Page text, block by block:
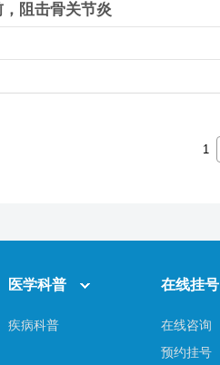
阻击骨关节炎
1
医学科普
疾病科普
在线挂号
在线咨询
预约挂号